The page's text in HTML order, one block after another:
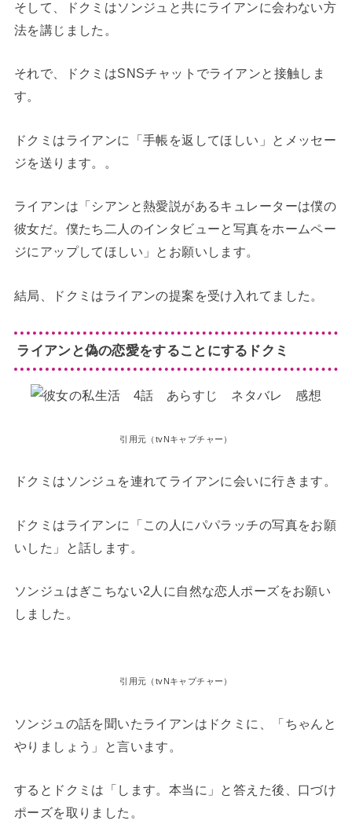
そして、ドクミはソンジュと共にライアンに会わない方
法を講じました。
それで、ドクミはSNSチャットでライアンと接触しま
す。
ドクミはライアンに「手帳を返してほしい」とメッセー
ジを送ります。。
ライアンは「シアンと熱愛説があるキュレーターは僕の
彼女だ。僕たち二人のインタビューと写真をホームペー
ジにアップしてほしい」とお願いします。
結局、ドクミはライアンの提案を受け入れてました。
ライアンと偽の恋愛をすることにするドクミ
引用元（tvNキャプチャー）
ドクミはソンジュを連れてライアンに会いに行きます。
ドクミはライアンに「この人にパパラッチの写真をお願
いした」と話します。
ソンジュはぎこちない2人に自然な恋人ポーズをお願い
しました。
引用元（tvNキャプチャー）
ソンジュの話を聞いたライアンはドクミに、「ちゃんと
やりましょう」と言います。
するとドクミは「します。本当に」と答えた後、口づけ
ポーズを取りました。